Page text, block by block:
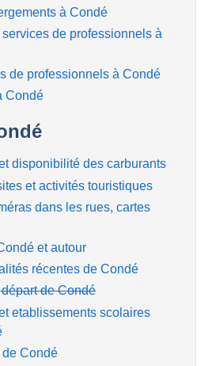
à Condé
de professionnels à
de professionnels à Condé
Condé
disponibilité des carburants
et activités touristiques
dans les rues, cartes
et autour
récentes de Condé
de Condé
etablissements scolaires
Condé